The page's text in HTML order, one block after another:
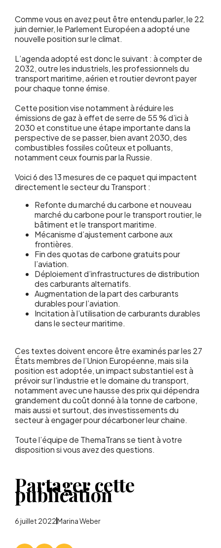
Comme vous en avez peut être entendu parler, le 22
juin dernier, le Parlement Européen a adopté une
nouvelle position sur le climat.
L’agenda adopté est donc le suivant : à compter de
2032, outre les industriels, les professionnels du
transport maritime, aérien et routier devront payer
pour chaque tonne émise.
Cette position vise notamment à réduire les
émissions de gaz à effet de serre de 55 % d’ici à
2030 et constitue une étape importante dans la
perspective de se passer, bien avant 2030, des
combustibles fossiles coûteux et polluants,
notamment ceux fournis par la Russie.
Voici 6 des 13 mesures de ce paquet qui impactent
directement le secteur du Transport :
Refonte du marché du carbone et nouveau
marché du carbone pour le transport routier, le
bâtiment et le transport maritime.
Mécanisme d’ajustement carbone aux
frontières.
Fin des quotas de carbone gratuits pour
l’aviation.
Déploiement d’infrastructures de distribution
des carburants alternatifs.
Augmentation de la part des carburants
durables pour l’aviation.
Incitation à l’utilisation de carburants durables
dans le secteur maritime.
Ces textes doivent encore être examinés par les 27
États membres de l’Union Européenne, mais si la
position est adoptée, un impact substantiel est à
prévoir sur l’industrie et le domaine du transport,
notamment avec une hausse des prix qui dépendra
grandement du coût donné à la tonne de carbone,
mais aussi et surtout, des investissements du
secteur à engager pour décarboner leur chaine.
Toute l’équipe de ThemaTrans se tient à votre
disposition si vous avez des questions.
Partager cette
publication
6 juillet 2022Marina Weber